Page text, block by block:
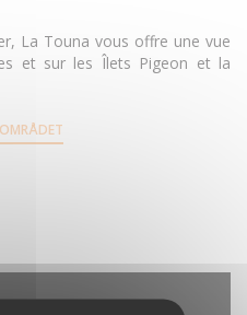
La Touna vous offre une vue
et sur les Îlets Pigeon et la